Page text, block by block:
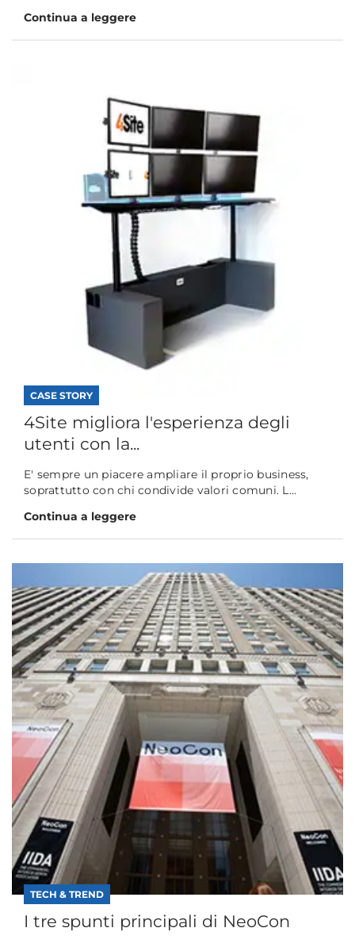
Continua a leggere
CASE STORY
4Site migliora l'esperienza degli
utenti con la...
E' sempre un piacere ampliare il proprio business,
soprattutto con chi condivide valori comuni. L...
Continua a leggere
TECH & TREND
I tre spunti principali di NeoCon